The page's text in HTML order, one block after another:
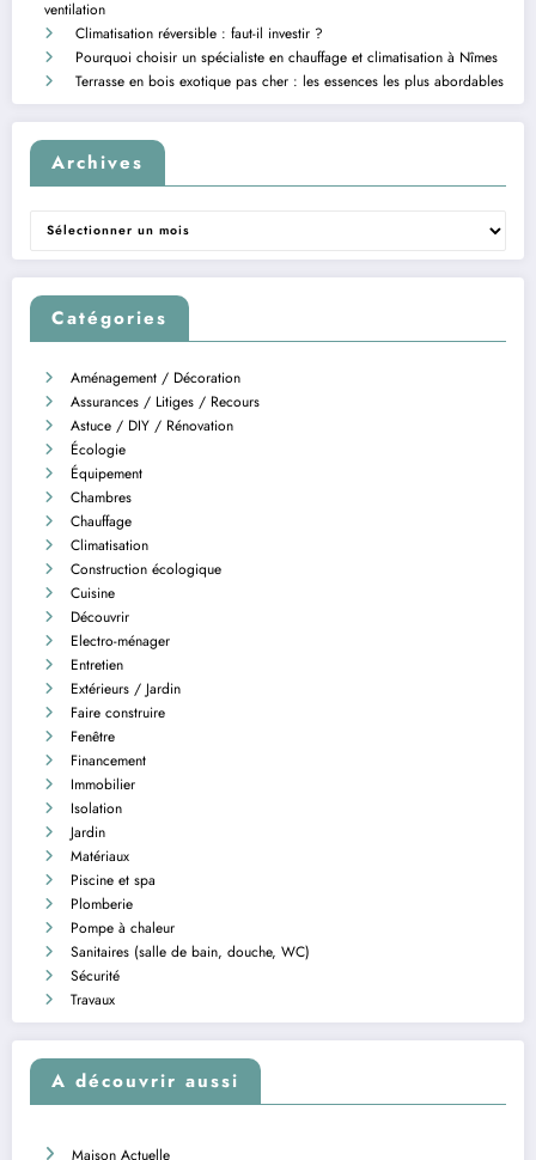
ventilation
Climatisation réversible : faut-il investir ?
Pourquoi choisir un spécialiste en chauffage et climatisation à Nîmes
Terrasse en bois exotique pas cher : les essences les plus abordables
Archives
Archives
Catégories
Aménagement / Décoration
Assurances / Litiges / Recours
Astuce / DIY / Rénovation
Écologie
Équipement
Chambres
Chauffage
Climatisation
Construction écologique
Cuisine
Découvrir
Electro-ménager
Entretien
Extérieurs / Jardin
Faire construire
Fenêtre
Financement
Immobilier
Isolation
Jardin
Matériaux
Piscine et spa
Plomberie
Pompe à chaleur
Sanitaires (salle de bain, douche, WC)
Sécurité
Travaux
A découvrir aussi
Maison Actuelle